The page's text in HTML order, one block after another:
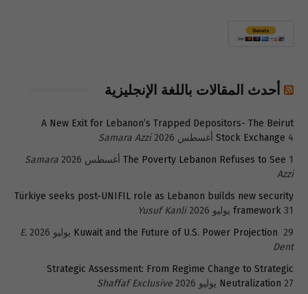
أحدث المقالات باللغة الإنجليزية
A New Exit for Lebanon’s Trapped Depositors- The Beirut
Stock Exchange 4 أغسطس 2026
Samara Azzi
The Poverty Lebanon Refuses to See 1 أغسطس 2026
Samara
Azzi
Türkiye seeks post-UNIFIL role as Lebanon builds new security
framework 31 يوليو 2026
Yusuf Kanli
Kuwait and the Future of U.S. Power Projection 29 يوليو 2026
E.
Dent
Strategic Assessment: From Regime Change to Strategic
Neutralization 27 يوليو 2026 Shaffaf Exclusive